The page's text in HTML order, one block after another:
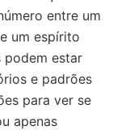
entre um
um espírito
podem estar
e padrões
para ver se
apenas